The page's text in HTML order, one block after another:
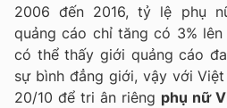
2006 đến 2016, tỷ lệ phụ
quảng cáo chỉ tăng có 3%
có thể thấy giới quảng cáo
sự bình đẳng giới, vậy với
20/10 để tri ân riêng phụ nữ